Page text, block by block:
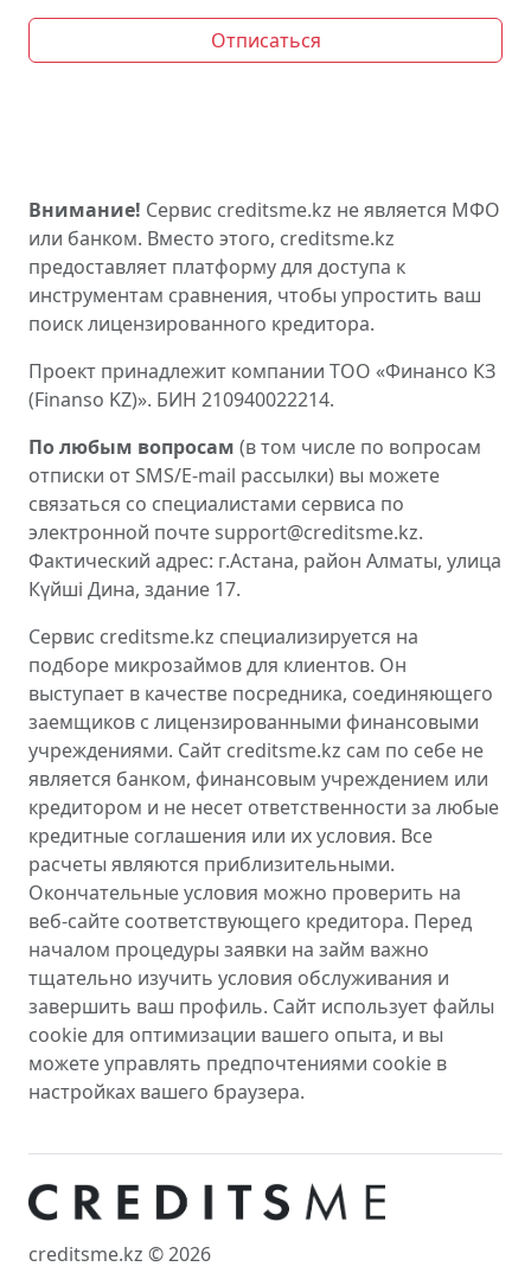
Отписаться
Внимание! Сервис creditsme.kz не является МФО
или банком. Вместо этого, creditsme.kz
предоставляет платформу для доступа к
инструментам сравнения, чтобы упростить ваш
поиск лицензированного кредитора.
Проект принадлежит компании ТОО «Финансо КЗ
(Finanso KZ)». БИН 210940022214.
По любым вопросам (в том числе по вопросам
отписки от SMS/E-mail рассылки) вы можете
связаться со специалистами сервиса по
электронной почте support@creditsme.kz.
Фактический адрес: г.Астана, район Алматы, улица
Күйші Дина, здание 17.
Сервис creditsme.kz специализируется на
подборе микрозаймов для клиентов. Он
выступает в качестве посредника, соединяющего
заемщиков с лицензированными финансовыми
учреждениями. Сайт creditsme.kz сам по себе не
является банком, финансовым учреждением или
кредитором и не несет ответственности за любые
кредитные соглашения или их условия. Все
расчеты являются приблизительными.
Окончательные условия можно проверить на
веб-сайте соответствующего кредитора. Перед
началом процедуры заявки на займ важно
тщательно изучить условия обслуживания и
завершить ваш профиль. Сайт использует файлы
cookie для оптимизации вашего опыта, и вы
можете управлять предпочтениями cookie в
настройках вашего браузера.
creditsme.kz © 2026